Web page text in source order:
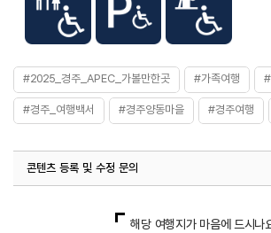
[단체(30인 이상)]
- 어른 3,400원
- 청소년 및 군인 1,700원
※ 자세한 사항은 홈페이지 참조
#2025_경주_APEC_가볼만한곳 #가족여행
#경주_여행백서 #경주양동마을 #경주여행
콘텐츠 등록 및 수정 문의
열린관광콘텐츠팀(열린관광-모두의여행)
033-738-
해당 여행지가 마음에 드시나